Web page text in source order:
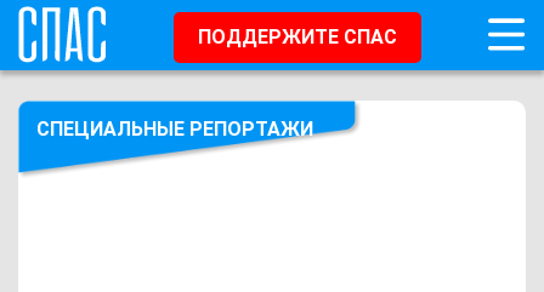
ПОДДЕРЖИТЕ СПАС
СПЕЦИАЛЬНЫЕ РЕПОРТАЖИ